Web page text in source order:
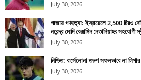
July 30, 2026
গাজায় গণহত্যা: ইস্রায়েলে 2,500 টিরও
নরেন্দ্র মোদি বেঞ্জামিন নেতানিয়াহুর সহযোগী
July 30, 2026
নিশ্চিত: বার্সেলোনা তরুণ সফলভাবে লা
July 30, 2026